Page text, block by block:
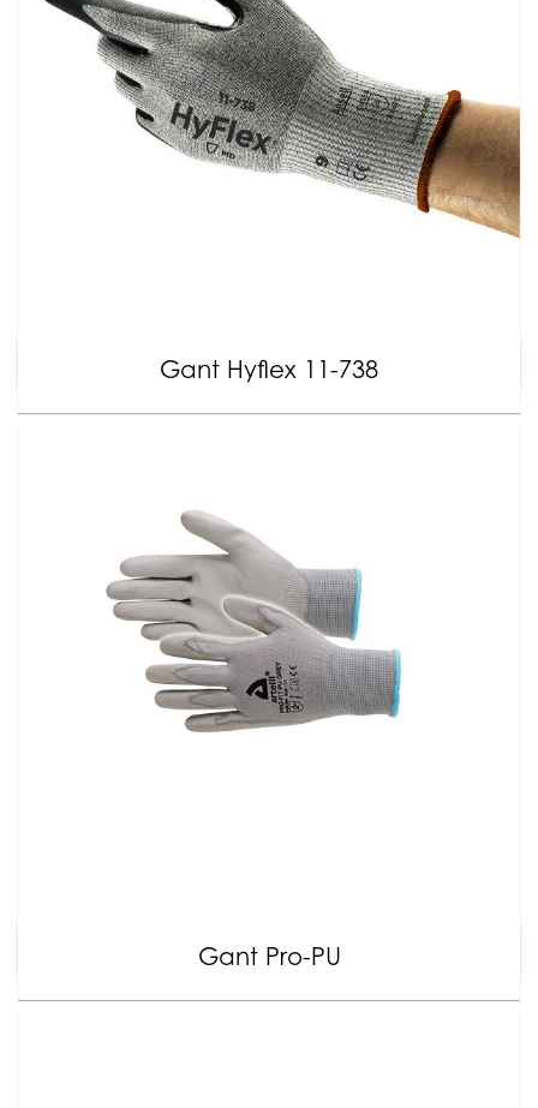
Gant Hyflex 11-738
Gant Pro-PU